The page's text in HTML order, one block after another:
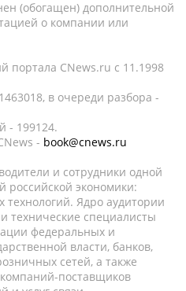
(обогащен) дополнительной
о компании или
портала CNews.ru c 11.1998
в очереди разбора -
- 199124.
- book@cnews.ru
и сотрудники одной
российской экономики:
Ядро аудитории
технические специалисты
федеральных и
власти, банков,
сетей, а также
поставщиков